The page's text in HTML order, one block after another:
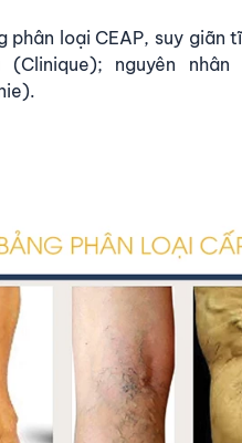
phân loại CEAP, suy
(Clinique); nguyên